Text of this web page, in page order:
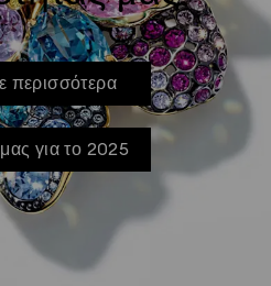
περισσότερα
για το 2025